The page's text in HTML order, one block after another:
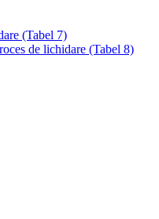
(Tabel 7)
de lichidare (Tabel 8)